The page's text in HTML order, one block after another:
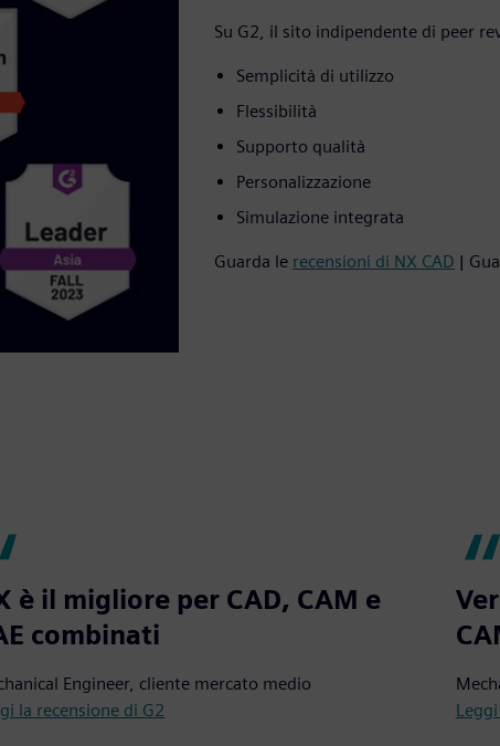
Su G2, il sito indipendente di peer
Semplicità di utilizzo
Flessibilità
Supporto qualità
Personalizzazione
Simulazione integrata
Guarda le recensioni di NX CAD |
è il migliore per CAD, CAM e
combinati
Engineer, cliente mercato medio
la recensione di G2